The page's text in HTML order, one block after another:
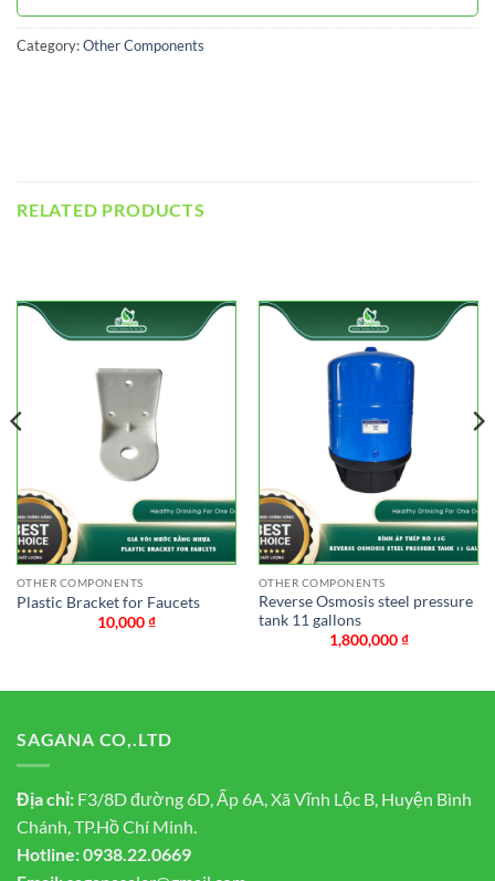
Category:Other Components
RELATED PRODUCTS
OTHER COMPONENTS
Plastic Bracket for Faucets
10,000₫
OTHER COMPONENTS
Reverse Osmosis steel pressure
tank 11 gallons
1,800,000₫
SAGANA CO,.LTD
Địa chỉ: F3/8D đường 6D, Ấp 6A, Xã Vĩnh Lộc B, Huyện Bình
Chánh, TP.Hồ Chí Minh.
Hotline:0938.22.0669